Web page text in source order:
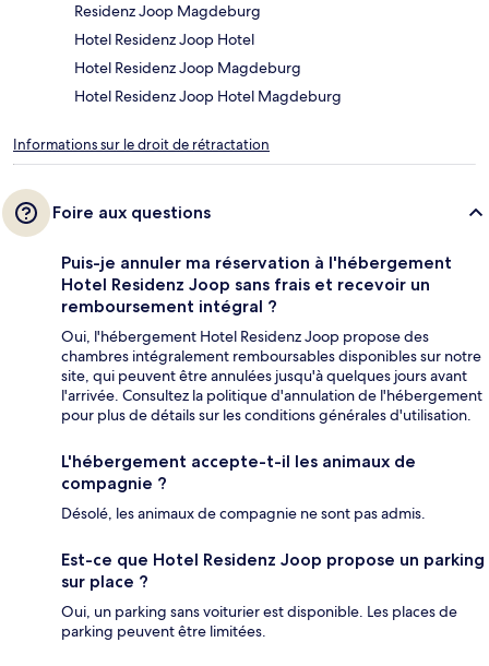
Residenz Joop Magdeburg
Hotel Residenz Joop Hotel
Hotel Residenz Joop Magdeburg
Hotel Residenz Joop Hotel Magdeburg
Informations sur le droit de rétractation
Foire aux questions
Puis-je annuler ma réservation à l'hébergement
Hotel Residenz Joop sans frais et recevoir un
remboursement intégral ?
Oui, l'hébergement Hotel Residenz Joop propose des
chambres intégralement remboursables disponibles sur notre
site, qui peuvent être annulées jusqu'à quelques jours avant
l'arrivée. Consultez la politique d'annulation de l'hébergement
pour plus de détails sur les conditions générales d'utilisation.
L'hébergement accepte-t-il les animaux de
compagnie ?
Désolé, les animaux de compagnie ne sont pas admis.
Est-ce que Hotel Residenz Joop propose un parking
sur place ?
Oui, un parking sans voiturier est disponible. Les places de
parking peuvent être limitées.